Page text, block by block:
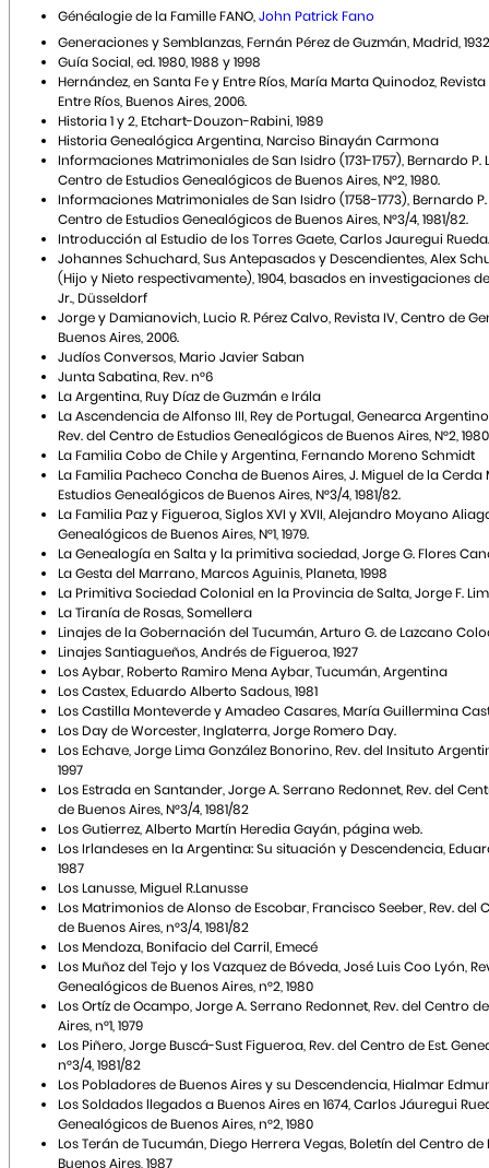
Généalogie de la Famille FANO,John Patrick Fano
Generaciones y Semblanzas, Fernán Pérez de Guzmán, Madrid, 1932
Guía Social, ed. 1980, 1988 y 1998
Hernández, en Santa Fe y Entre Ríos, María Marta Quinodoz,
Entre Ríos, Buenos Aires, 2006.
Historia 1 y 2, Etchart-Douzon-Rabini, 1989
Historia Genealógica Argentina, Narciso Binayán Carmona
Informaciones Matrimoniales de San Isidro (1731-1757), Bernardo P.
Centro de Estudios Genealógicos de Buenos Aires, N°2, 1980.
Informaciones Matrimoniales de San Isidro (1758-1773), Bernardo P.
Centro de Estudios Genealógicos de Buenos Aires, N°3/4, 1981/82.
Introducción al Estudio de los Torres Gaete, Carlos Jauregui Rueda.
Johannes Schuchard, Sus Antepasados y Descendientes, Alex
(Hijo y Nieto respectivamente), 1904, basados en investigaciones
Jr., Düsseldorf
Jorge y Damianovich, Lucio R. Pérez Calvo, Revista IV, Centro de
Buenos Aires, 2006.
Judíos Conversos, Mario Javier Saban
Junta Sabatina, Rev. n°6
La Argentina, Ruy Díaz de Guzmán e Irála
La Ascendencia de Alfonso III, Rey de Portugal, Genearca
Rev. del Centro de Estudios Genealógicos de Buenos Aires, N°2,
La Familia Cobo de Chile y Argentina, Fernando Moreno Schmidt
La Familia Pacheco Concha de Buenos Aires, J. Miguel de la Cerda
Estudios Genealógicos de Buenos Aires, N°3/4, 1981/82.
La Familia Paz y Figueroa, Siglos XVI y XVII, Alejandro Moyano
Genealógicos de Buenos Aires, N°1, 1979.
La Genealogía en Salta y la primitiva sociedad, Jorge G. Flores
La Gesta del Marrano, Marcos Aguinis, Planeta, 1998
La Primitiva Sociedad Colonial en la Provincia de Salta, Jorge F.
La Tiranía de Rosas, Somellera
Linajes de la Gobernación del Tucumán, Arturo G. de Lazcano
Linajes Santiagueños, Andrés de Figueroa, 1927
Los Aybar, Roberto Ramiro Mena Aybar, Tucumán, Argentina
Los Castex, Eduardo Alberto Sadous, 1981
Los Castilla Monteverde y Amadeo Casares, María Guillermina
Los Day de Worcester, Inglaterra, Jorge Romero Day.
Los Echave, Jorge Lima González Bonorino, Rev. del Insituto
1997
Los Estrada en Santander, Jorge A. Serrano Redonnet, Rev. del
de Buenos Aires, N°3/4, 1981/82
Los Gutierrez, Alberto Martín Heredia Gayán, página web.
Los Irlandeses en la Argentina: Su situación y Descendencia,
1987
Los Lanusse, Miguel R.Lanusse
Los Matrimonios de Alonso de Escobar, Francisco Seeber, Rev. del
de Buenos Aires, n°3/4, 1981/82
Los Mendoza, Bonifacio del Carril, Emecé
Los Muñoz del Tejo y los Vazquez de Bóveda, José Luis Coo Lyón,
Genealógicos de Buenos Aires, n°2, 1980
Los Ortíz de Ocampo, Jorge A. Serrano Redonnet, Rev. del Centro
Aires, n°1, 1979
Los Piñero, Jorge Buscá-Sust Figueroa, Rev. del Centro de Est.
n°3/4, 1981/82
Los Pobladores de Buenos Aires y su Descendencia, Hialmar
Los Soldados llegados a Buenos Aires en 1674, Carlos Jáuregui
Genealógicos de Buenos Aires, n°2, 1980
Los Terán de Tucumán, Diego Herrera Vegas, Boletín del Centro
Buenos Aires, 1987